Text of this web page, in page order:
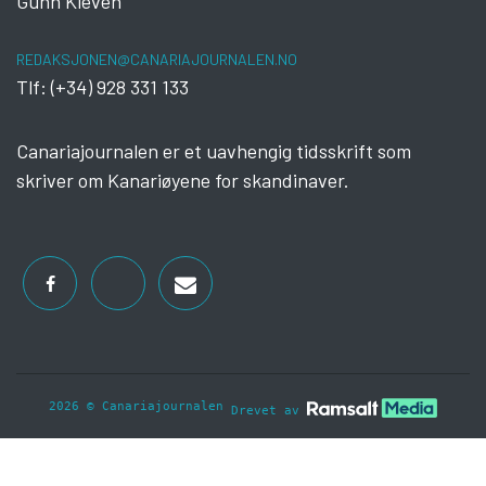
REDAKSJONEN@CANARIAJOURNALEN.NO
Tlf: (+34) 928 331 133
Canariajournalen er et uavhengig tidsskrift som
skriver om Kanariøyene for skandinaver.
2026 © Canariajournalen Drevet av